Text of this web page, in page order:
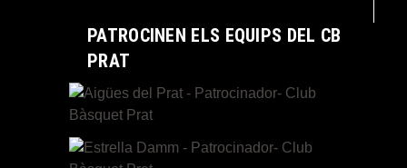
PATROCINEN ELS EQUIPS DEL CB
PRAT